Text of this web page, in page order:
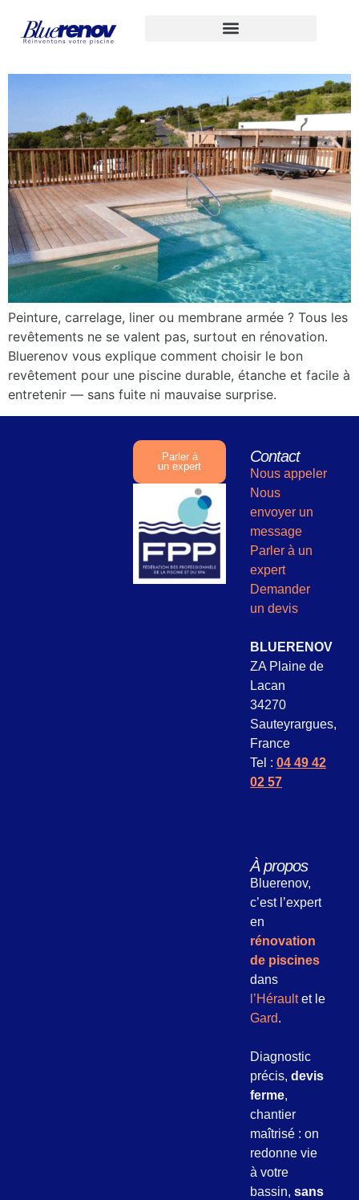
Quel revêtement choisir
pour rénover sa piscine ?
Peinture, carrelage, liner ou membrane armée ? Tous les
revêtements ne se valent pas, surtout en rénovation.
Bluerenov vous explique comment choisir le bon
revêtement pour une piscine durable, étanche et facile à
entretenir — sans fuite ni mauvaise surprise.
Contact
Nous appeler
Nous
envoyer un
message
Parler à un
expert
Demander
un devis
BLUERENOV
ZA Plaine de
Lacan
34270
Sauteyrargues,
France
Tel : 04 49 42
02 57
À propos
Bluerenov,
c’est l’expert
en
rénovation
de piscines
dans
l’Héraultet le
Gard.
Diagnostic
précis, devis
ferme,
chantier
maîtrisé : on
redonne vie
à votre
bassin, sans
Parler à
un expert